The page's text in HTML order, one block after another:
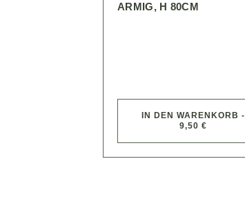
ARMIG, H 80CM
IN DEN WARENKORB -
9,50 €